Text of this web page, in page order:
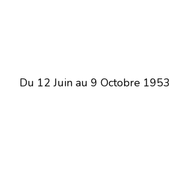
Du 12 Juin au 9 Octobre 1953